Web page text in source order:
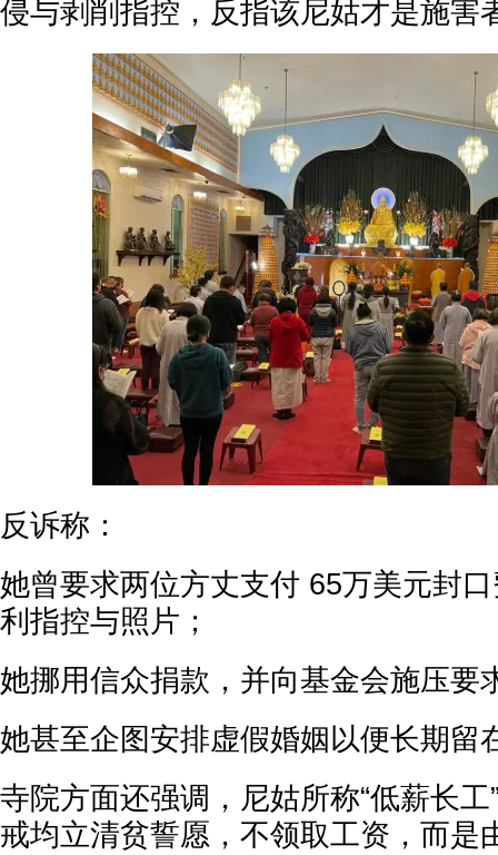
侵与剥削指控，反指该尼姑才是施害
反诉称：
她曾要求两位方丈支付 65万美元封
利指控与照片；
她挪用信众捐款，并向基金会施压要
她甚至企图安排虚假婚姻以便长期留
寺院方面还强调，尼姑所称“低薪长
戒均立清贫誓愿，不领取工资，而是